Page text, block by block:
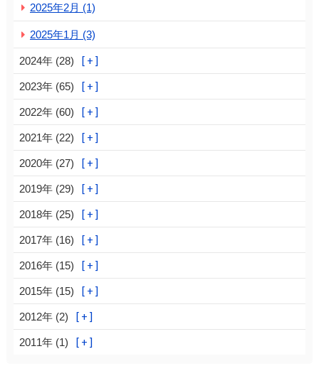
2025年2月 (1)
2025年1月 (3)
2024年 (28)
2023年 (65)
2022年 (60)
2021年 (22)
2020年 (27)
2019年 (29)
2018年 (25)
2017年 (16)
2016年 (15)
2015年 (15)
2012年 (2)
2011年 (1)